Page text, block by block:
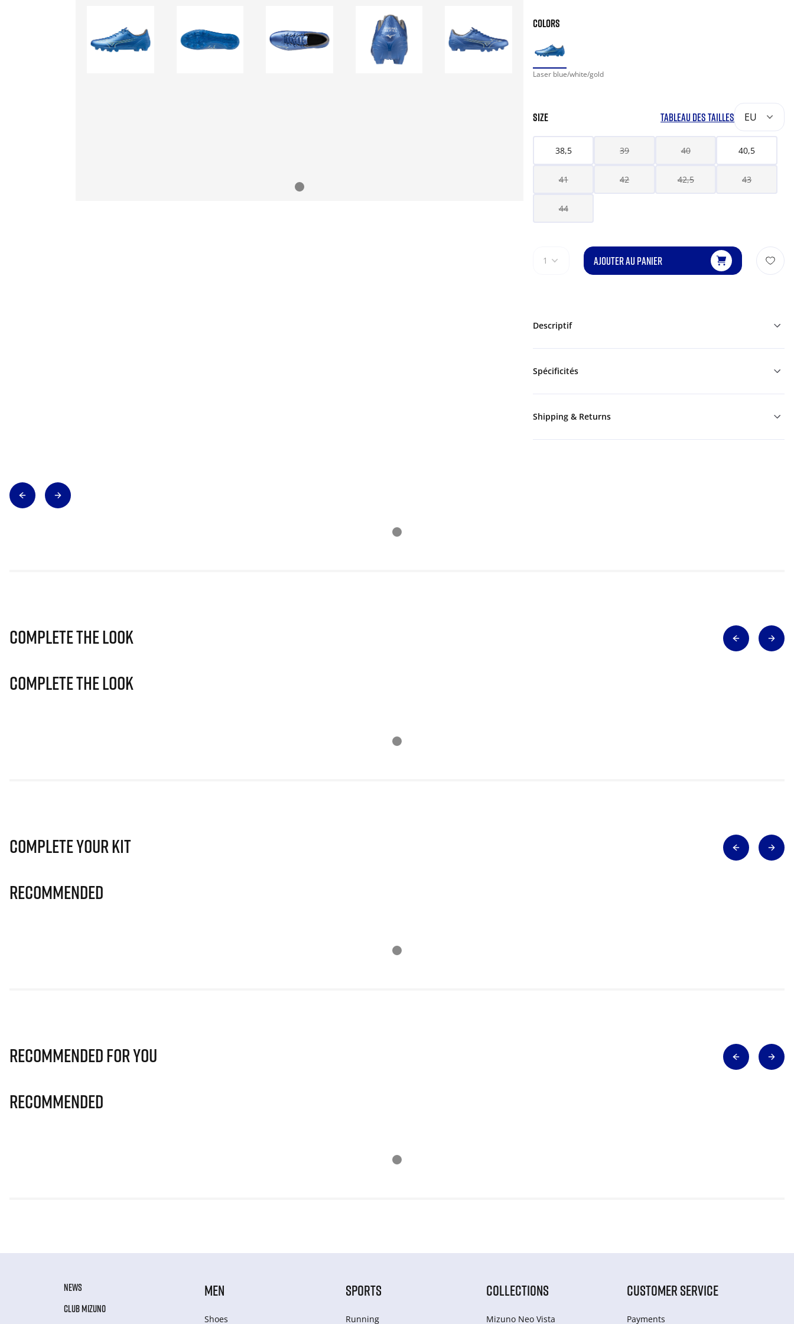
COLORS
Laser blue/white/gold
SIZE TABLEAU DES TAILLES EU
38,5 39 40 40,5
41 42 42,5 43
44
1 AJOUTER AU PANIER
Descriptif
Spécificités
Shipping & Returns
Complete The Look
Complete The Look
Complete Your Kit
Recommended
Recommended for you
Recommended
NEWS
CLUB MIZUNO
MEN
Shoes
SPORTS
Running
COLLECTIONS
Mizuno Neo Vista
CUSTOMER SERVICE
Payments